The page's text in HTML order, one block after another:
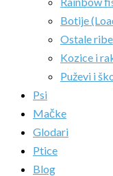
Botije
Ostale ribe
Kozice i
Puževi i
Psi
Mačke
Glodari
Ptice
Blog